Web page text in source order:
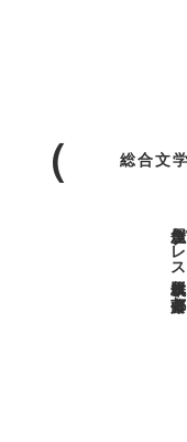
総合文
金魚屋プレス日本版代表 齋藤都